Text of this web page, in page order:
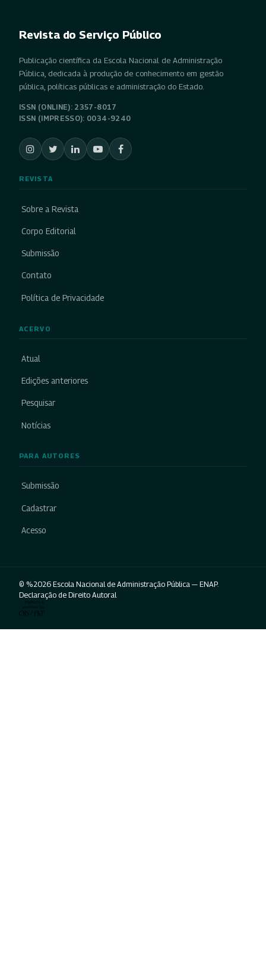
Revista do Serviço Público
Publicação científica da Escola Nacional de Administração
Pública, dedicada à produção de conhecimento em gestão
pública, políticas públicas e administração do Estado.
ISSN (ONLINE): 2357-8017
ISSN (IMPRESSO): 0034-9240
REVISTA
Sobre a Revista
Corpo Editorial
Submissão
Contato
Política de Privacidade
ACERVO
Atual
Edições anteriores
Pesquisar
Notícias
PARA AUTORES
Submissão
Cadastrar
Acesso
© %2026 Escola Nacional de Administração Pública — ENAP.
Declaração de Direito Autoral